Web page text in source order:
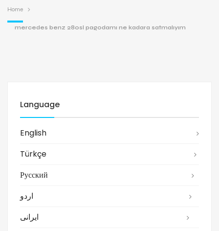
Home
mercedes benz 280sl pagodamı ne kadara satmalıyım
Language
English
Türkçe
Русский
اردو
ایرانی